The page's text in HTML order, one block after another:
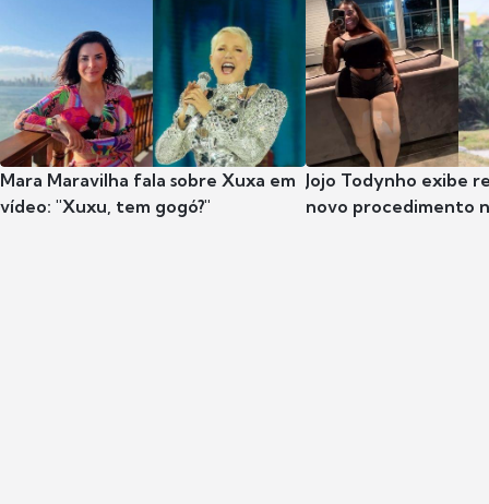
Mara Maravilha fala sobre Xuxa em
vídeo: "Xuxu, tem gogó?"
Jojo Todynho exibe
novo procedimento